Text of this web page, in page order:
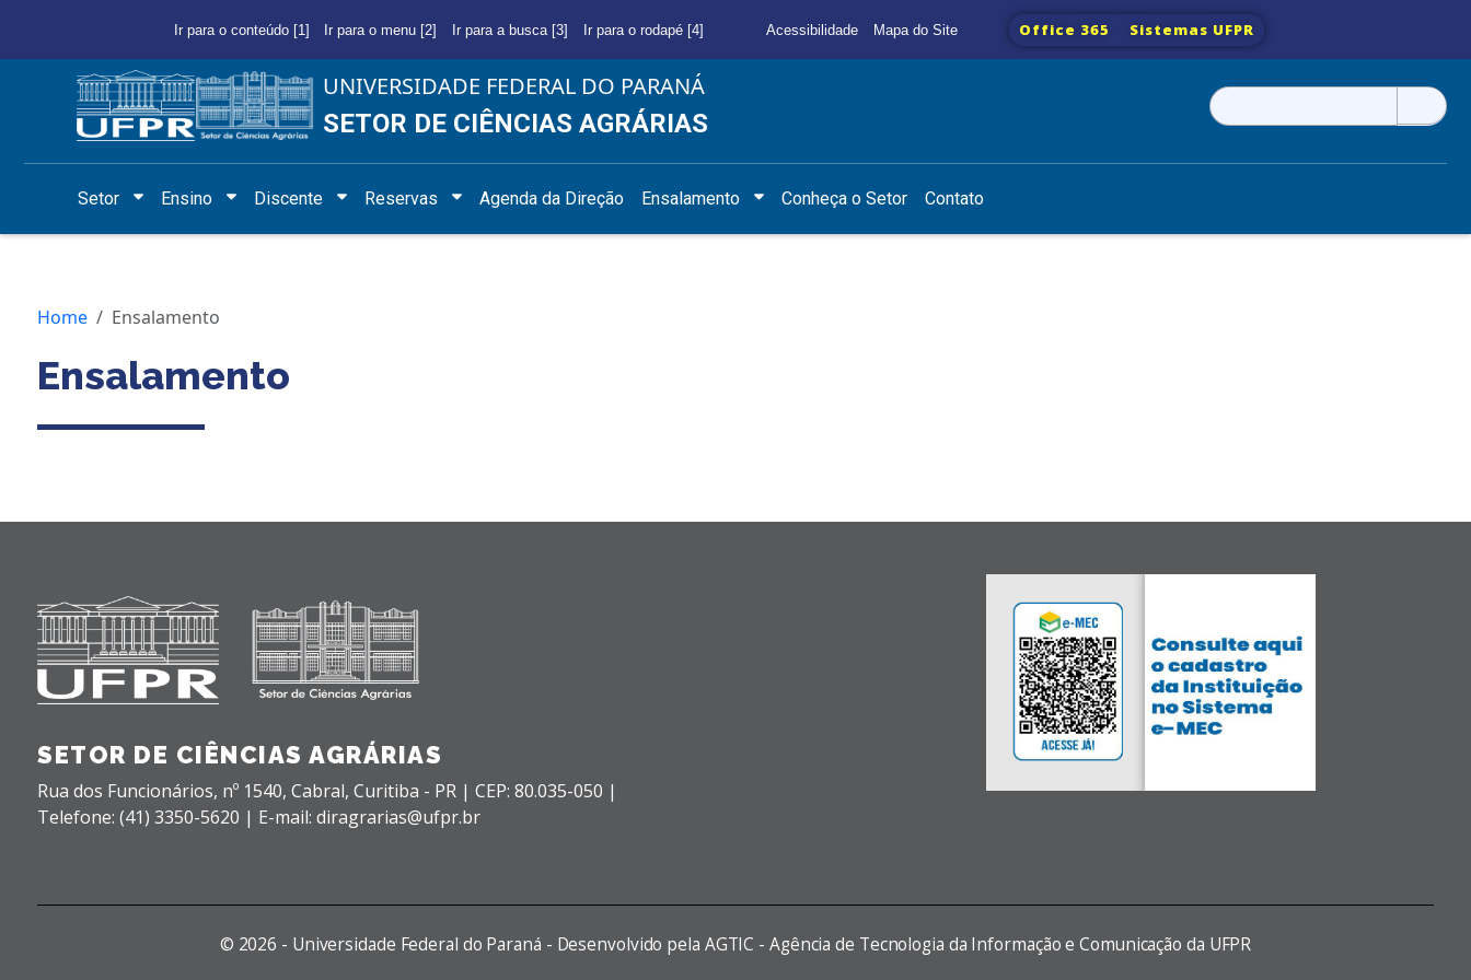
Ir para o conteúdo [1] Ir para o menu [2] Ir para a busca [3] Ir para o rodapé [4] Acessibilidade Mapa do Site Office 365 Sistemas UFPR
UNIVERSIDADE FEDERAL DO PARANÁ
SETOR DE CIÊNCIAS AGRÁRIAS
Pesquisar
por:
Setor Ensino Discente Reservas Agenda da Direção Ensalamento Conheça o Setor Contato
Home Ensalamento
Ensalamento
SETOR DE CIÊNCIAS AGRÁRIAS
Rua dos Funcionários, nº 1540, Cabral, Curitiba - PR | CEP: 80.035-050 |
Telefone: (41) 3350-5620 | E-mail: diragrarias@ufpr.br
© 2026 - Universidade Federal do Paraná - Desenvolvido pela AGTIC - Agência de Tecnologia da Informação e Comunicação da UFPR